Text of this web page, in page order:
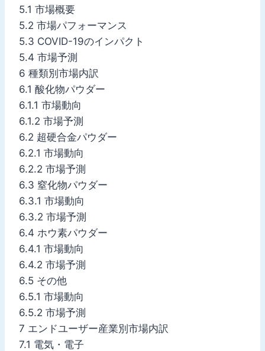
5.1 市場概要
5.2 市場パフォーマンス
5.3 COVID-19のインパクト
5.4 市場予測
6 種類別市場内訳
6.1 酸化物パウダー
6.1.1 市場動向
6.1.2 市場予測
6.2 超硬合金パウダー
6.2.1 市場動向
6.2.2 市場予測
6.3 窒化物パウダー
6.3.1 市場動向
6.3.2 市場予測
6.4 ホウ素パウダー
6.4.1 市場動向
6.4.2 市場予測
6.5 その他
6.5.1 市場動向
6.5.2 市場予測
7 エンドユーザー産業別市場内訳
7.1 電気・電子